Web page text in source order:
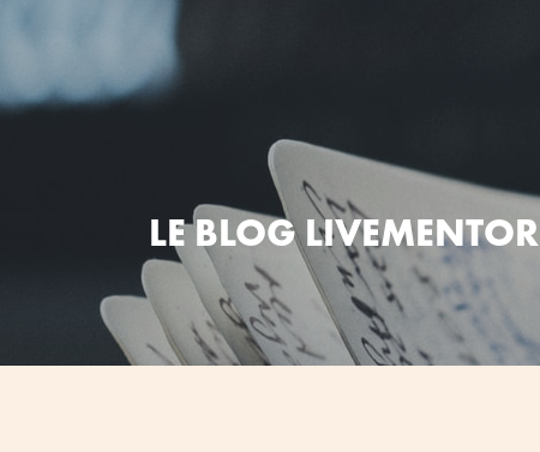
LE BLOG LIVEMENTOR